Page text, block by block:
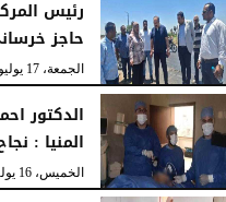
رئيس
حاجز
الجمعة، 17 يوليو 2026
الدكتور
المنيا :
الخميس، 16 يوليو 2026